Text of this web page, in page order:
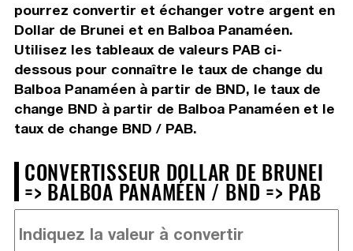
pourrez convertir et échanger votre argent en
Dollar de Brunei et en Balboa Panaméen.
Utilisez les tableaux de valeurs PAB ci-
dessous pour connaître le taux de change du
Balboa Panaméen à partir de BND, le taux de
change BND à partir de Balboa Panaméen et le
taux de change BND / PAB.
CONVERTISSEUR DOLLAR DE BRUNEI
=> BALBOA PANAMÉEN / BND => PAB